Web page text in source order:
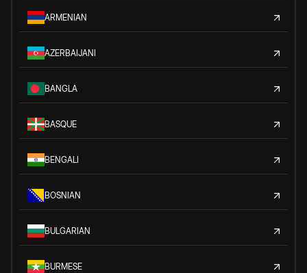
ARMENIAN
AZERBAIJANI
BANGLA
BASQUE
BENGALI
BOSNIAN
BULGARIAN
BURMESE